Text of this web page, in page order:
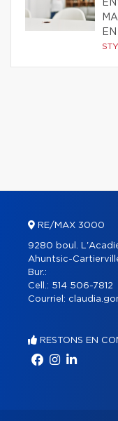
RE/MAX 3000
9280 boul.
Ahuntsic-
Bur.:
Cell.: 514 506-7812
Courriel:
RESTONS EN